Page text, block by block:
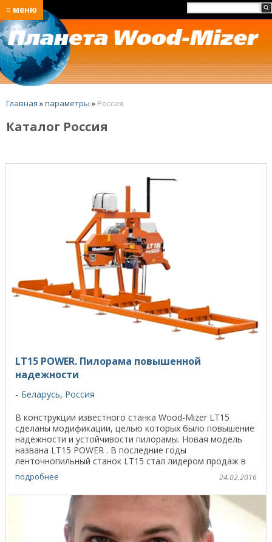
≡ меню
Главная »параметры » Россия
Каталог Россия
LT15 POWER. Пилорама повышенной
надежности
Беларусь, Россия
В конструкции известного станка Wood-Mizer LT15
сделаны модификации, целью которых было повышение
надежности и устойчивости пилорамы. Новая модель
названа LT15 POWER . В последние годы
ленточнопильный станок LT15 стал лидером продаж в
России и ...
подробнее 24.02.2016